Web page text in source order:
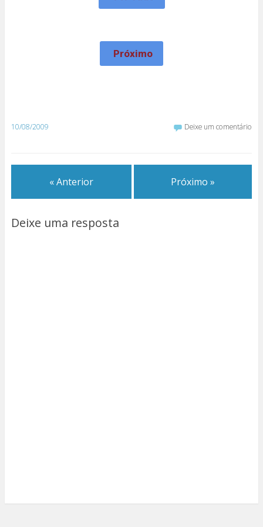
Próximo
10/08/2009 Deixe um comentário
« Anterior Próximo »
Deixe uma resposta